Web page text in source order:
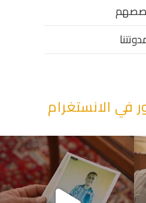
في الانستغرام
ف